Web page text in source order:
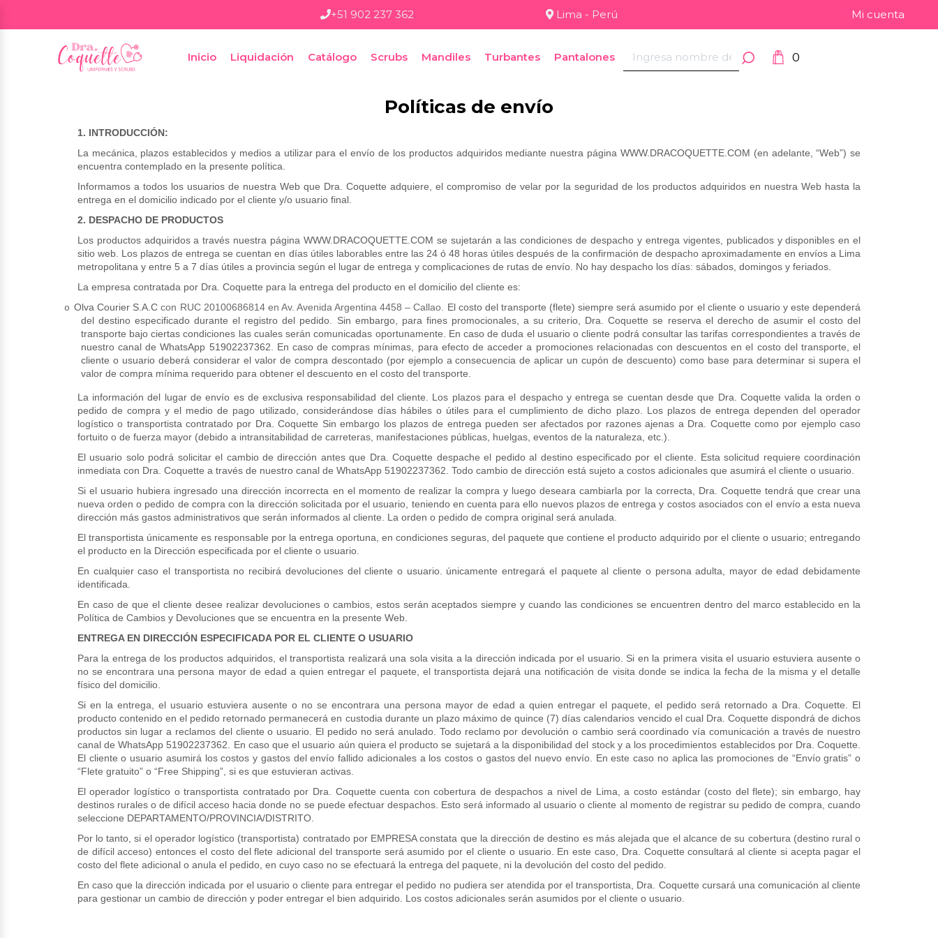
+51 902 237 362 Lima - Perú Mi cuenta
Inicio Liquidación Catálogo Scrubs Mandiles Turbantes Pantalones 0
Políticas de envío
1. INTRODUCCIÓN:
La mecánica, plazos establecidos y medios a utilizar para el envío de los productos adquiridos mediante nuestra página WWW.DRACOQUETTE.COM (en adelante, “Web”) se
encuentra contemplado en la presente política.
Informamos a todos los usuarios de nuestra Web que Dra. Coquette adquiere, el compromiso de velar por la seguridad de los productos adquiridos en nuestra Web hasta la
entrega en el domicilio indicado por el cliente y/o usuario final.
2. DESPACHO DE PRODUCTOS
Los productos adquiridos a través nuestra página WWW.DRACOQUETTE.COM se sujetarán a las condiciones de despacho y entrega vigentes, publicados y disponibles en el
sitio web. Los plazos de entrega se cuentan en días útiles laborables entre las 24 ó 48 horas útiles después de la confirmación de despacho aproximadamente en envíos a Lima
metropolitana y entre 5 a 7 días útiles a provincia según el lugar de entrega y complicaciones de rutas de envío. No hay despacho los días: sábados, domingos y feriados.
La empresa contratada por Dra. Coquette para la entrega del producto en el domicilio del cliente es:
o Olva Courier S.A.C con RUC 20100686814 en Av. Avenida Argentina 4458 – Callao. El costo del transporte (flete) siempre será asumido por el cliente o usuario y este dependerá
del destino especificado durante el registro del pedido. Sin embargo, para fines promocionales, a su criterio, Dra. Coquette se reserva el derecho de asumir el costo del
transporte bajo ciertas condiciones las cuales serán comunicadas oportunamente. En caso de duda el usuario o cliente podrá consultar las tarifas correspondientes a través de
nuestro canal de WhatsApp 51902237362.
En caso de compras mínimas, para efecto de acceder a promociones relacionadas con descuentos en el costo del transporte, el
cliente o usuario deberá considerar el valor de compra descontado (por ejemplo a consecuencia de aplicar un cupón de descuento) como base para determinar si supera el
valor de compra mínima requerido para obtener el descuento en el costo del transporte.
La información del lugar de envío es de exclusiva responsabilidad del cliente. Los plazos para el despacho y entrega se cuentan desde que Dra. Coquette valida la orden o
pedido de compra y el medio de pago utilizado, considerándose días hábiles o útiles para el cumplimiento de dicho plazo. Los plazos de entrega dependen del operador
logístico o transportista contratado por Dra. Coquette Sin embargo los plazos de entrega pueden ser afectados por razones ajenas a Dra. Coquette como por ejemplo caso
fortuito o de fuerza mayor (debido a intransitabilidad de carreteras, manifestaciones públicas, huelgas, eventos de la naturaleza, etc.).
El usuario solo podrá solicitar el cambio de dirección antes que Dra. Coquette despache el pedido al destino especificado por el cliente. Esta solicitud requiere coordinación
inmediata con Dra. Coquette a través de nuestro canal de WhatsApp 51902237362. Todo cambio de dirección está sujeto a costos adicionales que asumirá el cliente o usuario.
Si el usuario hubiera ingresado una dirección incorrecta en el momento de realizar la compra y luego deseara cambiarla por la correcta, Dra. Coquette tendrá que crear una
nueva orden o pedido de compra con la dirección solicitada por el usuario, teniendo en cuenta para ello nuevos plazos de entrega y costos asociados con el envío a esta nueva
dirección más gastos administrativos que serán informados al cliente. La orden o pedido de compra original será anulada.
El transportista únicamente es responsable por la entrega oportuna, en condiciones seguras, del paquete que contiene el producto adquirido por el cliente o usuario; entregando
el producto en la Dirección especificada por el cliente o usuario.
En cualquier caso el transportista no recibirá devoluciones del cliente o usuario. únicamente entregará el paquete al cliente o persona adulta, mayor de edad debidamente
identificada.
En caso de que el cliente desee realizar devoluciones o cambios, estos serán aceptados siempre y cuando las condiciones se encuentren dentro del marco establecido en la
Política de Cambios y Devoluciones que se encuentra en la presente Web.
ENTREGA EN DIRECCIÓN ESPECIFICADA POR EL CLIENTE O USUARIO
Para la entrega de los productos adquiridos, el transportista realizará una sola visita a la dirección indicada por el usuario. Si en la primera visita el usuario estuviera ausente o
no se encontrara una persona mayor de edad a quien entregar el paquete, el transportista dejará una notificación de visita donde se indica la fecha de la misma y el detalle
físico del domicilio.
Si en la entrega, el usuario estuviera ausente o no se encontrara una persona mayor de edad a quien entregar el paquete, el pedido será retornado a Dra. Coquette. El
producto contenido en el pedido retornado permanecerá en custodia durante un plazo máximo de quince (7) días calendarios vencido el cual Dra. Coquette dispondrá de dichos
productos sin lugar a reclamos del cliente o usuario. El pedido no será anulado. Todo reclamo por devolución o cambio será coordinado vía comunicación a través de nuestro
canal de WhatsApp 51902237362. En caso que el usuario aún quiera el producto se sujetará a la disponibilidad del stock y a los procedimientos establecidos por Dra. Coquette.
El cliente o usuario asumirá los costos y gastos del envío fallido adicionales a los costos o gastos del nuevo envío. En este caso no aplica las promociones de “Envío gratis” o
“Flete gratuito” o “Free Shipping”, si es que estuvieran activas.
El operador logístico o transportista contratado por Dra. Coquette cuenta con cobertura de despachos a nivel de Lima, a costo estándar (costo del flete); sin embargo, hay
destinos rurales o de difícil acceso hacia donde no se puede efectuar despachos. Esto será informado al usuario o cliente al momento de registrar su pedido de compra, cuando
seleccione DEPARTAMENTO/PROVINCIA/DISTRITO.
Por lo tanto, si el operador logístico (transportista) contratado por EMPRESA constata que la dirección de destino es más alejada que el alcance de su cobertura (destino rural o
de difícil acceso) entonces el costo del flete adicional del transporte será asumido por el cliente o usuario. En este caso, Dra. Coquette consultará al cliente si acepta pagar el
costo del flete adicional o anula el pedido, en cuyo caso no se efectuará la entrega del paquete, ni la devolución del costo del pedido.
En caso que la dirección indicada por el usuario o cliente para entregar el pedido no pudiera ser atendida por el transportista, Dra. Coquette cursará una comunicación al cliente
para gestionar un cambio de dirección y poder entregar el bien adquirido. Los costos adicionales serán asumidos por el cliente o usuario.